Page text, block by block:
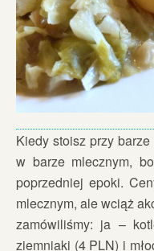
Kiedy stoisz przy
w barze mlecznym,
poprzedniej epoki.
mlecznym, ale wciąż
zamówiliśmy: ja –
ziemniaki (4 PLN) i